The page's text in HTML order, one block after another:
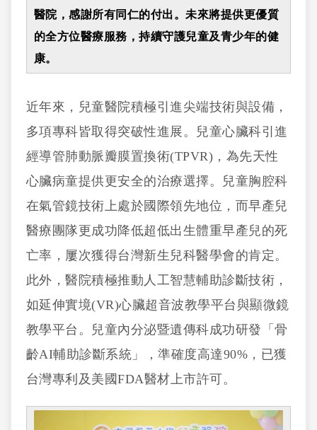
醫院，感謝所有同仁的付出。未來將提供更優質
的全方位醫療服務，持續守護兒童及青少年的健
康。
近年來，兒童醫院積極引進尖端技術與設備，
多項專科皆取得突破性進展。兒童心臟科引進
經導管肺動脈瓣膜置換術(TPVR)，為先天性
心臟病童提供更安全的治療選擇。兒童胸腔科
在氣管鏡技術上處於國際領先地位，而早產兒
醫療團隊更成功降低超低出生體重早產兒的死
亡率，屢次獲得台灣新生兒科醫學會的肯定。
此外，醫院積極推動人工智慧輔助診斷技術，
如延伸實境(VR)心臟超音波教學平台與顯微鏡
教學平台。兒童內分泌暨遺傳科成功研發「骨
齡AI輔助診斷系統」，準確度高達90%，已獲
台灣專利及美國FDA醫材上市許可。